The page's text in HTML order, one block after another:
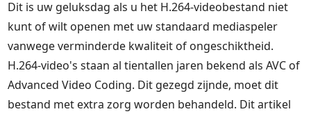
Dit is uw geluksdag als u het H.264-videobestand niet
kunt of wilt openen met uw standaard mediaspeler
vanwege verminderde kwaliteit of ongeschiktheid.
H.264-video's staan al tientallen jaren bekend als AVC of
Advanced Video Coding. Dit gezegd zijnde, moet dit
bestand met extra zorg worden behandeld. Dit artikel